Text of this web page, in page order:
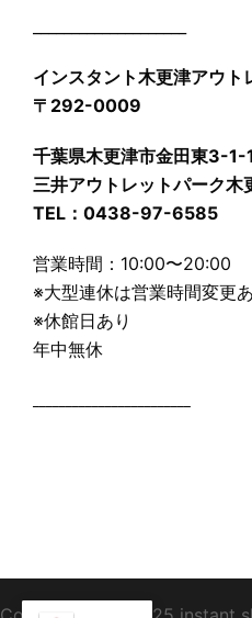
インスタント木更津アウト
〒292-0009
千葉県木更津市金田東3-1-1
三井アウトレットパーク
TEL：0438-97-6585
営業時間：10:00〜20:00
※大型連休は営業時間変更
※休館日あり
年中無休